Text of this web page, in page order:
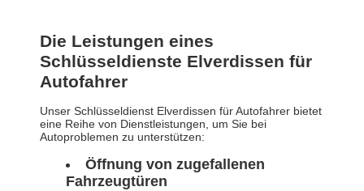
Die Leistungen eines
Schlüsseldienste Elverdissen für
Autofahrer
Unser Schlüsseldienst Elverdissen für Autofahrer bietet
eine Reihe von Dienstleistungen, um Sie bei
Autoproblemen zu unterstützen:
Öffnung von zugefallenen
Fahrzeugtüren